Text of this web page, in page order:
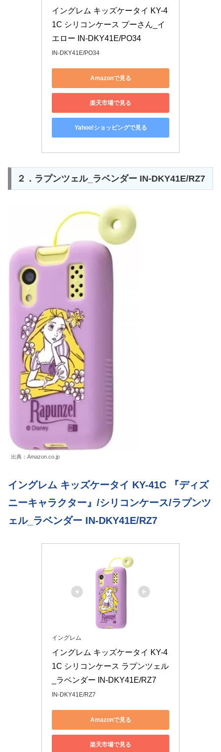
イングレム キッズケータイ KY-4
1C シリコンケース プーさん_イ
エロー IN-DKY41E/PO34
IN-DKY41E/PO34
Amazonで見る
楽天市場で見る
Yahoo!ショッピングで見る
２．ラプンツェル_ラベンダー IN-DKY41E/RZ7
出典：Amazon.co.jp
イングレム キッズケータイ KY-41C 『ディズ
ニーキャラクター』/シリコンケース/ラプンツ
ェル_ラベンダー IN-DKY41E/RZ7
イングレム
イングレム キッズケータイ KY-4
1C シリコンケース ラプンツェル
_ラベンダー IN-DKY41E/RZ7
IN-DKY41E/RZ7
Amazonで見る
楽天市場で見る